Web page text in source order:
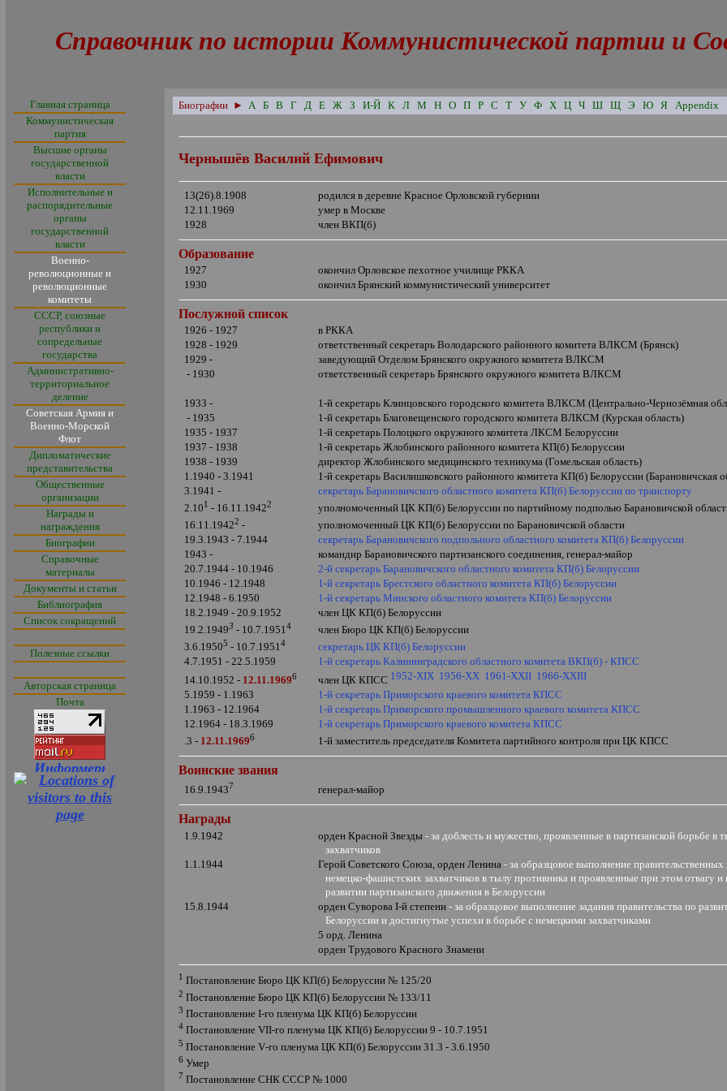
Справочник по истории Коммунистической партии и
Главная страница
Коммунистическая
партия
Высшие органы
государственной
власти
Исполнительные и
распорядительные
органы
государственной
власти
Военно-
революционные и
революционные
комитеты
СССР, союзные
республики и
сопредельные
государства
Административно-
территориальное
деление
Советская Армия и
Военно-Морской
Флот
Дипломатические
представительства
Общественные
организации
Награды и
награждения
Биографии
Справочные
материалы
Документы и статьи
Библиография
Список сокращений
Полезные ссылки
Авторская страница
Почта
Биографии ► А Б В Г Д Е Ж З И-Й К Л М Н О П Р С Т У Ф Х Ц Ч Ш Щ Э Ю Я Appendix
Чернышёв Василий Ефимович
13(26).8.1908
родился в деревне Красное Орловской губернии
12.11.1969
умер в Москве
1928
член ВКП(б)
Образование
1927 окончилОрловское пехотное училище РККА
1930
окончил Брянский коммунистический университет
Послужной список
1926 - 1927
в РККА
1928 - 1929
ответственный секретарь Володарского районного комитета ВЛКСМ (Брянск)
1929 -
заведующий Отделом Брянского окружного комитета ВЛКСМ
- 1930
ответственный секретарь Брянского окружного комитета ВЛКСМ
1933 -
1-й секретарь Клинцовского городского комитета ВЛКСМ (Центрально-Чернозёмная
- 1935
1-й секретарь Благовещенского городского комитета ВЛКСМ (Курская область)
1935 - 1937
1-й секретарь Полоцкого окружного комитета ЛКСМ Белоруссии
1937 - 1938
1-й секретарь Жлобинского районного комитета КП(б) Белоруссии
1938 - 1939
директор Жлобинского медицинского техникума (Гомельская область)
1.1940 - 3.1941
1-й секретарь Василишковского районного комитета КП(б) Белоруссии (Барановичская
3.1941 -
секретарь Барановичского областного комитета КП(б) Белоруссии по транспорту
2.101 - 16.11.19422
уполномоченный ЦК КП(б) Белоруссии по партийному подполью Барановичской
16.11.19422 -
уполномоченный ЦК КП(б) Белоруссии по Барановичской области
19.3.1943 - 7.1944
секретарь Барановичского подпольного областного комитета КП(б) Белоруссии
1943 -
командир Барановичского партизанского соединения, генерал-майор
20.7.1944 - 10.1946
2-й секретарь Барановичского областного комитета КП(б) Белоруссии
10.1946 - 12.1948
1-й секретарь Брестского областного комитета КП(б) Белоруссии
12.1948 - 6.1950
1-й секретарь Минского областного комитета КП(б) Белоруссии
18.2.1949 - 20.9.1952
член ЦК КП(б) Белоруссии
19.2.19493 - 10.7.19514
член Бюро ЦК КП(б) Белоруссии
3.6.19505 - 10.7.19514
секретарь ЦК КП(б) Белоруссии
4.7.1951 - 22.5.1959
1-й секретарь Калининградского областного комитета ВКП(б) - КПСС
14.10.1952 - 12.11.19696 член ЦК КПСС 1952-XIX 1956-XX 1961-XXII 1966-XXIII
5.1959 - 1.1963
1-й секретарь Приморского краевого комитета КПСС
1.1963 - 12.1964
1-й секретарь Приморского промышленного краевого комитета КПСС
12.1964 - 18.3.1969
1-й секретарь Приморского краевого комитета КПСС
.3 - 12.11.19696 1-й заместитель председателя Комитета партийного контроля при ЦК КПСС
Воинские звания
16.9.19437 генерал-майор
Награды
1.9.1942 орден Красной Звезды- за доблесть и мужество, проявленные в партизанской борьбе в
захватчиков
1.1.1944
Герой Советского Союза, орден Ленина- за образцовое выполнение
немецко-фашистских захватчиков в тылу противника и проявленные при этом отвагу и
развитии партизанского движения в Белоруссии
15.8.1944
орден СувороваI-й степени - за образцовое выполнение задания правительства по
Белоруссии и достигнутые успехи в борьбе с немецкими захватчиками
5 орд. Ленина
орден Трудового Красного Знамени
1 Постановление Бюро ЦК КП(б) Белоруссии № 125/20
2 Постановление Бюро ЦК КП(б) Белоруссии № 133/11
3 ПостановлениеI-го пленума ЦК КП(б) Белоруссии
4 ПостановлениеVII-го пленума ЦК КП(б) Белоруссии 9 - 10.7.1951
5 ПостановлениеV-го пленума ЦК КП(б) Белоруссии 31.3 - 3.6.1950
6 Умер
7 Постановление СНК СССР № 1000